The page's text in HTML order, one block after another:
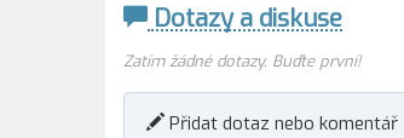
Dotazy a diskuse
Zatím žádné dotazy. Buďte první!
Přidat dotaz nebo komentář